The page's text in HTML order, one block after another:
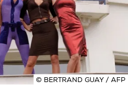
© BERTRAND GUAY / AFP